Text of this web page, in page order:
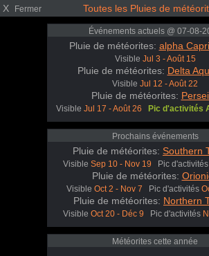
X Fermer Toutes les Pluies de
Événements actuels @ 07-08-
Pluie de météorites: alpha
Visible Jul 3 - Août 15
Pluie de météorites: Delta
Visible Jul 12 - Août 22
Pluie de météorites:
Visible Jul 17 - Août 26 Pic d'activités
Prochains événements
Pluie de météorites: Southern
Visible Sep 10 - Nov 19 Pic d'activités
Pluie de météorites:
Visible Oct 2 - Nov 7 Pic d'activités
Pluie de météorites: Northern
Visible Oct 20 - Déc 9 Pic d'activités
Météorites cette année